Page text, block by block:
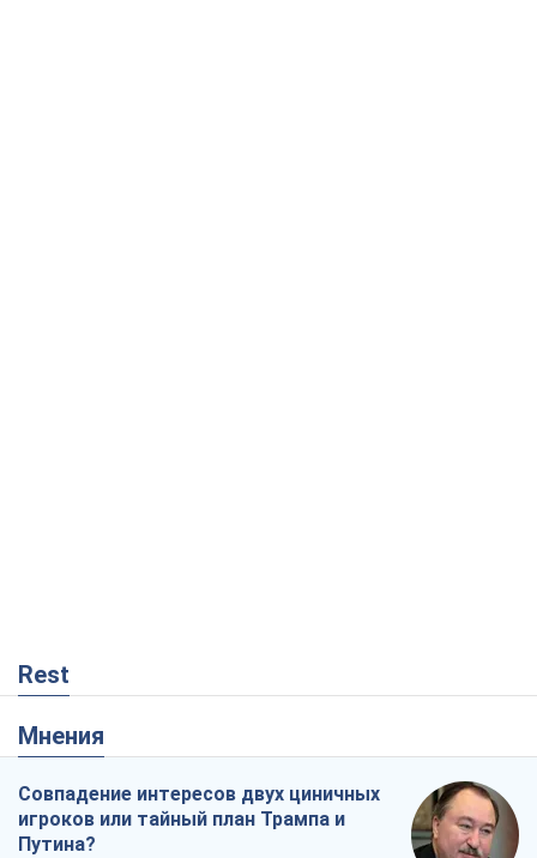
Rest
Мнения
Совпадение интересов двух циничных
игроков или тайный план Трампа и
Путина?